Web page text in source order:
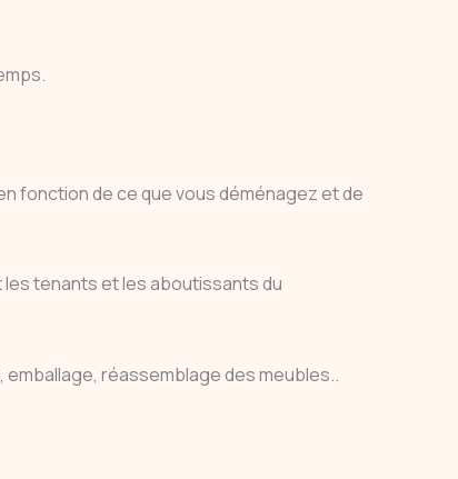
fonction de ce que vous déménagez et de
tenants et les aboutissants du
réassemblage des meubles..